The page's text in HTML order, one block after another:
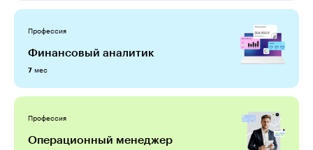
Профессия
Финансовый аналитик
7 мес
Профессия
Операционный менеджер